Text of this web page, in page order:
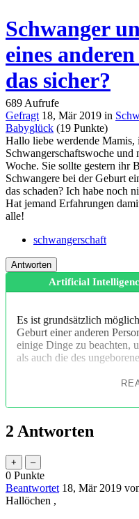
Schwanger
eines
das sicher?
689Aufrufe
Gefragt 18, Mär 2019 in
Babyglück (19 Punkte)
Hallo liebe werdende Mamis,
Schwangerschaftswoche und
Woche. Sie sollte gestern ihr
Schwangere bei der Geburt
das schaden? Ich habe noch
Hat jemand Erfahrungen
alle!
schwangerschaft
Artificial
Es ist grundsätzlich
Geburt einer anderen
einige Dinge zu beachten,
als auch die des
entscheidest, bei einer
für dich und dein Baby
Hygienevorschriften
besteht ein erhöhtes
Hygienevorschriften strikt
die Hände wäschst und
2 Antworten
0 Punkte
Beantwortet 18, Mär 2019
Hallöchen ,